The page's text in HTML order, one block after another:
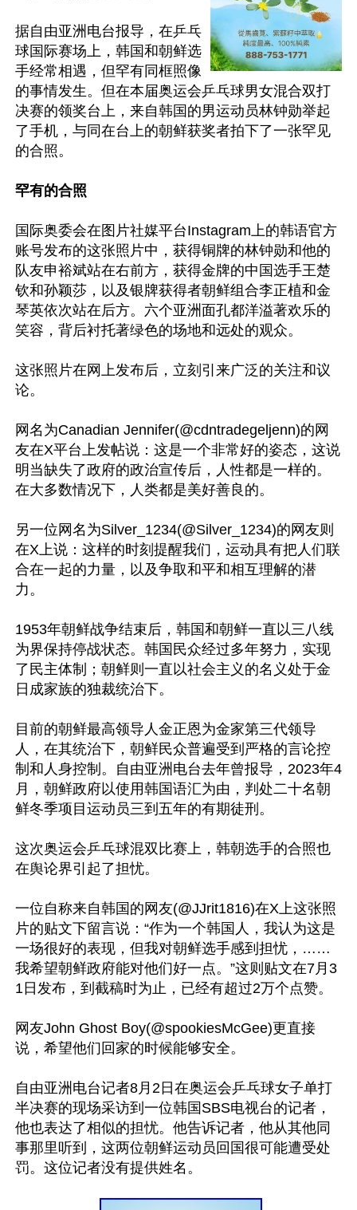
据自由亚洲电台报导，在乒乓
球国际赛场上，韩国和朝鲜选
手经常相遇，但罕有同框照像
的事情发生。但在本届奥运会乒乓球男女混合双打
决赛的领奖台上，来自韩国的男运动员林钟勋举起
了手机，与同在台上的朝鲜获奖者拍下了一张罕见
的合照。
罕有的合照
国际奥委会在图片社媒平台Instagram上的韩语官方
账号发布的这张照片中，获得铜牌的林钟勋和他的
队友申裕斌站在右前方，获得金牌的中国选手王楚
钦和孙颖莎，以及银牌获得者朝鲜组合李正植和金
琴英依次站在后方。六个亚洲面孔都洋溢著欢乐的
笑容，背后衬托著绿色的场地和远处的观众。
这张照片在网上发布后，立刻引来广泛的关注和议
论。
网名为Canadian Jennifer(@cdntradegeljenn)的网
友在X平台上发帖说：这是一个非常好的姿态，这说
明当缺失了政府的政治宣传后，人性都是一样的。
在大多数情况下，人类都是美好善良的。
另一位网名为Silver_1234(@Silver_1234)的网友则
在X上说：这样的时刻提醒我们，运动具有把人们联
合在一起的力量，以及争取和平和相互理解的潜
力。
1953年朝鲜战争结束后，韩国和朝鲜一直以三八线
为界保持停战状态。韩国民众经过多年努力，实现
了民主体制；朝鲜则一直以社会主义的名义处于金
日成家族的独裁统治下。
目前的朝鲜最高领导人金正恩为金家第三代领导
人，在其统治下，朝鲜民众普遍受到严格的言论控
制和人身控制。自由亚洲电台去年曾报导，2023年4
月，朝鲜政府以使用韩国语汇为由，判处二十名朝
鲜冬季项目运动员三到五年的有期徒刑。
这次奥运会乒乓球混双比赛上，韩朝选手的合照也
在舆论界引起了担忧。
一位自称来自韩国的网友(@JJrit1816)在X上这张照
片的贴文下留言说：“作为一个韩国人，我认为这是
一场很好的表现，但我对朝鲜选手感到担忧，……
我希望朝鲜政府能对他们好一点。”这则贴文在7月3
1日发布，到截稿时为止，已经有超过2万个点赞。
网友John Ghost Boy(@spookiesMcGee)更直接
说，希望他们回家的时候能够安全。
自由亚洲电台记者8月2日在奥运会乒乓球女子单打
半决赛的现场采访到一位韩国SBS电视台的记者，
他也表达了相似的担忧。他告诉记者，他从其他同
事那里听到，这两位朝鲜运动员回国很可能遭受处
罚。这位记者没有提供姓名。